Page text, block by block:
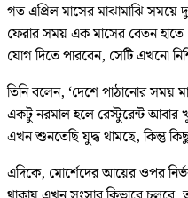
গত এপ্রিল মাসের মাঝামাঝি সময়ে
ফেরার সময় এক মাসের বেতন
যোগ দিতে পারবেন, সেটি এখনো
তিনি বলেন, ‘দেশে পাঠানোর সময়
একটু নরমাল হলে রেস্টুরেন্ট আবার
এখন শুনতেছি যুদ্ধ থামছে, কিন্তু
এদিকে, মোর্শেদের আয়ের ওপর